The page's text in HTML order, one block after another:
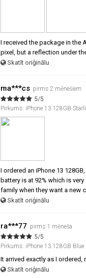
I received the package in the
pixel, but a reflection under
Skatīt oriģinālu
ma***cs pirms 2 mēnešiem
5/5
Pirkums: iPhone 13 128GB
I ordered an iPhone 13
battery is at 92% which is
family when they want a new
Skatīt oriģinālu
ra***77 pirms 1 mēneša
5/5
Pirkums: iPhone 13 128GB Blue
It arrived exactly as I ordered,
Skatīt oriģinālu